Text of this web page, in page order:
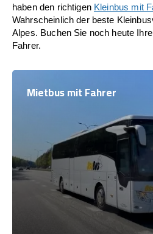
haben den richtigen Kleinbus mit
Wahrscheinlich der beste
Alpes. Buchen Sie noch heute
Fahrer.
Mietbus mit Fahrer